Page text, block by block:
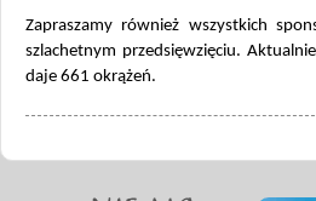
Zapraszamy również wszystkich
szlachetnym przedsięwzięciu.
daje 661 okrążeń.